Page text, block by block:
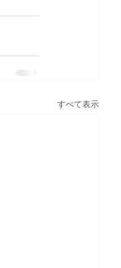
すべて表示